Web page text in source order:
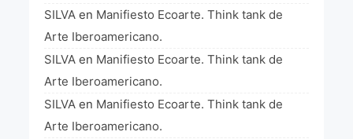
SILVA en Manifiesto Ecoarte. Think tank de
Arte Iberoamericano.
SILVA en Manifiesto Ecoarte. Think tank de
Arte Iberoamericano.
SILVA en Manifiesto Ecoarte. Think tank de
Arte Iberoamericano.